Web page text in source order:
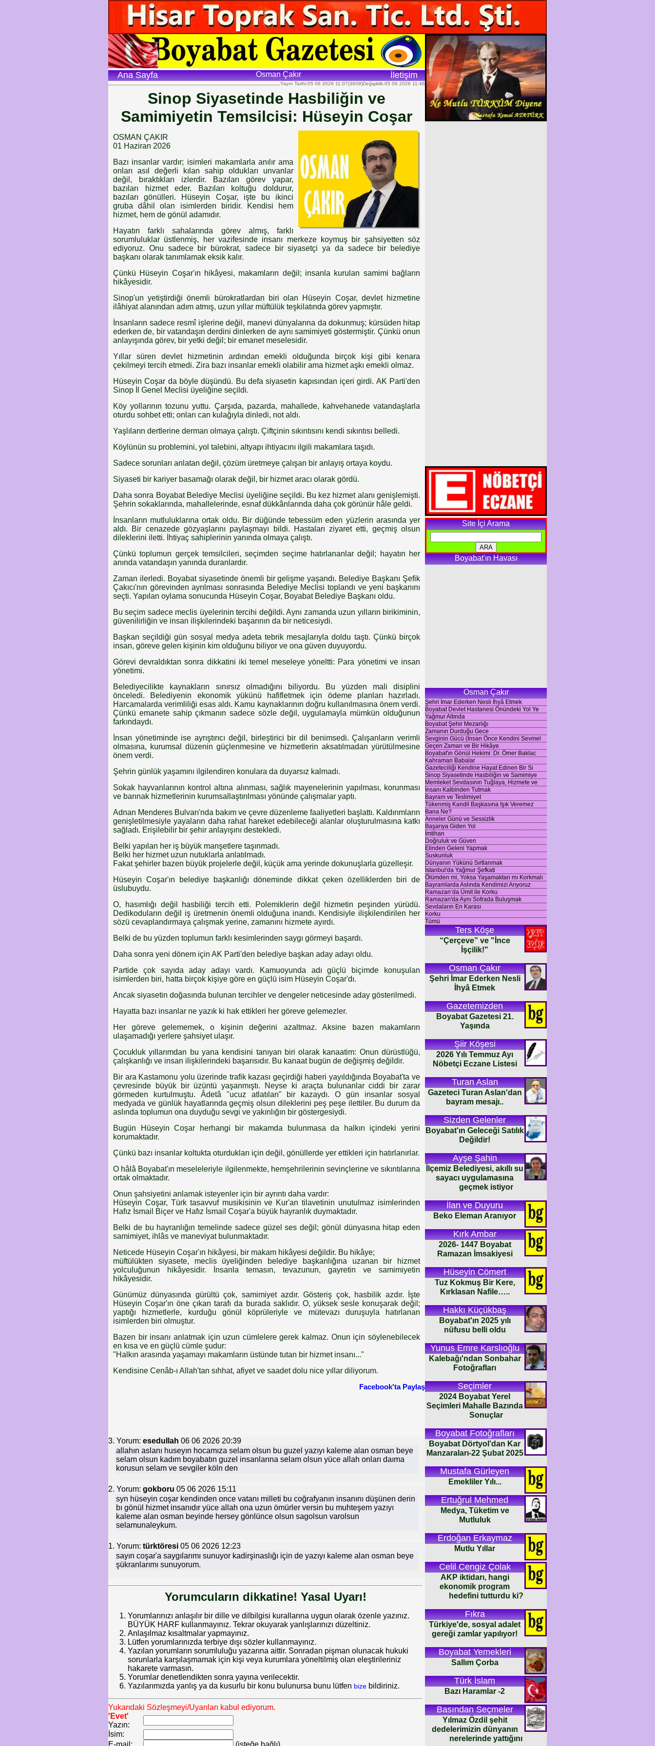
Osman Çakır
Ana Sayfa İletişim
Yayın Tarihi:05 06 2026 11:07(3609)Değişiklik:05 06 2026 11:46
Sinop Siyasetinde Hasbiliğin ve
Samimiyetin Temsilcisi: Hüseyin Coşar
OSMAN ÇAKIR
01 Haziran 2026
Bazı insanlar vardır; isimleri makamlarla anılır ama
onları asıl değerli kılan sahip oldukları unvanlar
değil, bıraktıkları izlerdir. Bazıları görev yapar,
bazıları hizmet eder. Bazıları koltuğu doldurur,
bazıları gönülleri. Hüseyin Coşar, işte bu ikinci
gruba dâhil olan isimlerden biridir. Kendisi hem
hizmet, hem de gönül adamıdır.
Hayatın farklı sahalarında görev almış, farklı
sorumluluklar üstlenmiş, her vazifesinde insanı merkeze koymuş bir şahsiyetten söz
ediyoruz. Onu sadece bir bürokrat, sadece bir siyasetçi ya da sadece bir belediye
başkanı olarak tanımlamak eksik kalır.
Çünkü Hüseyin Coşar'ın hikâyesi, makamların değil; insanla kurulan samimi bağların
hikâyesidir.
Sinop'un yetiştirdiği önemli bürokratlardan biri olan Hüseyin Coşar, devlet hizmetine
ilâhiyat alanından adım atmış, uzun yıllar müftülük teşkilatında görev yapmıştır.
İnsanların sadece resmî işlerine değil, manevi dünyalarına da dokunmuş; kürsüden hitap
ederken de, bir vatandaşın derdini dinlerken de aynı samimiyeti göstermiştir. Çünkü onun
anlayışında görev, bir yetki değil; bir emanet meselesidir.
Yıllar süren devlet hizmetinin ardından emekli olduğunda birçok kişi gibi kenara
çekilmeyi tercih etmedi. Zira bazı insanlar emekli olabilir ama hizmet aşkı emekli olmaz.
Hüseyin Coşar da böyle düşündü. Bu defa siyasetin kapısından içeri girdi. AK Parti'den
Sinop İl Genel Meclisi üyeliğine seçildi.
Köy yollarının tozunu yuttu. Çarşıda, pazarda, mahallede, kahvehanede vatandaşlarla
oturdu sohbet etti; onları can kulağıyla dinledi, not aldı.
Yaşlıların dertlerine derman olmaya çalıştı. Çiftçinin sıkıntısını kendi sıkıntısı belledi.
Köylünün su problemini, yol talebini, altyapı ihtiyacını ilgili makamlara taşıdı.
Sadece sorunları anlatan değil, çözüm üretmeye çalışan bir anlayış ortaya koydu.
Siyaseti bir kariyer basamağı olarak değil, bir hizmet aracı olarak gördü.
Daha sonra Boyabat Belediye Meclisi üyeliğine seçildi. Bu kez hizmet alanı genişlemişti.
Şehrin sokaklarında, mahallelerinde, esnaf dükkânlarında daha çok görünür hâle geldi.
İnsanların mutluluklarına ortak oldu. Bir düğünde tebessüm eden yüzlerin arasında yer
aldı. Bir cenazede gözyaşlarını paylaşmayı bildi. Hastaları ziyaret etti, geçmiş olsun
dileklerini iletti. İhtiyaç sahiplerinin yanında olmaya çalıştı.
Çünkü toplumun gerçek temsilcileri, seçimden seçime hatırlananlar değil; hayatın her
anında vatandaşın yanında duranlardır.
Zaman ilerledi. Boyabat siyasetinde önemli bir gelişme yaşandı. Belediye Başkanı Şefik
Çakıcı'nın görevinden ayrılması sonrasında Belediye Meclisi toplandı ve yeni başkanını
seçti. Yapılan oylama sonucunda Hüseyin Coşar, Boyabat Belediye Başkanı oldu.
Bu seçim sadece meclis üyelerinin tercihi değildi. Aynı zamanda uzun yılların birikiminin,
güvenilirliğin ve insan ilişkilerindeki başarının da bir neticesiydi.
Başkan seçildiği gün sosyal medya adeta tebrik mesajlarıyla doldu taştı. Çünkü birçok
insan, göreve gelen kişinin kim olduğunu biliyor ve ona güven duyuyordu.
Görevi devraldıktan sonra dikkatini iki temel meseleye yöneltti: Para yönetimi ve insan
yönetimi.
Belediyecilikte kaynakların sınırsız olmadığını biliyordu. Bu yüzden mali disiplini
önceledi. Belediyenin ekonomik yükünü hafifletmek için ödeme planları hazırladı.
Harcamalarda verimliliği esas aldı. Kamu kaynaklarının doğru kullanılmasına önem verdi.
Çünkü emanete sahip çıkmanın sadece sözle değil, uygulamayla mümkün olduğunun
farkındaydı.
İnsan yönetiminde ise ayrıştırıcı değil, birleştirici bir dil benimsedi. Çalışanların verimli
olmasına, kurumsal düzenin güçlenmesine ve hizmetlerin aksatılmadan yürütülmesine
önem verdi.
Şehrin günlük yaşamını ilgilendiren konulara da duyarsız kalmadı.
Sokak hayvanlarının kontrol altına alınması, sağlık mayenelerinin yapılması, korunması
ve barınak hizmetlerinin kurumsallaştırılması yönünde çalışmalar yaptı.
Adnan Menderes Bulvarı'nda bakım ve çevre düzenleme faaliyetleri başlattı. Kaldırımların
genişletilmesiyle yayaların daha rahat hareket edebileceği alanlar oluşturulmasına katkı
sağladı. Erişilebilir bir şehir anlayışını destekledi.
Belki yapılan her iş büyük manşetlere taşınmadı.
Belki her hizmet uzun nutuklarla anlatılmadı.
Fakat şehirler bazen büyük projelerle değil, küçük ama yerinde dokunuşlarla güzelleşir.
Hüseyin Coşar'ın belediye başkanlığı döneminde dikkat çeken özelliklerden biri de
üslubuydu.
O, hasımlığı değil hasbiliği tercih etti. Polemiklerin değil hizmetin peşinden yürüdü.
Dedikoduların değil iş üretmenin önemli olduğuna inandı. Kendisiyle ilişkilendirilen her
sözü cevaplandırmaya çalışmak yerine, zamanını hizmete ayırdı.
Belki de bu yüzden toplumun farklı kesimlerinden saygı görmeyi başardı.
Daha sonra yeni dönem için AK Parti'den belediye başkan aday adayı oldu.
Partide çok sayıda aday adayı vardı. Kamuoyunda adı güçlü biçimde konuşulan
isimlerden biri, hatta birçok kişiye göre en güçlü isim Hüseyin Coşar'dı.
Ancak siyasetin doğasında bulunan tercihler ve dengeler neticesinde aday gösterilmedi.
Hayatta bazı insanlar ne yazık ki hak ettikleri her göreve gelemezler.
Her göreve gelememek, o kişinin değerini azaltmaz. Aksine bazen makamların
ulaşamadığı yerlere şahsiyet ulaşır.
Çocukluk yıllarımdan bu yana kendisini tanıyan biri olarak kanaatim: Onun dürüstlüğü,
çalışkanlığı ve insan ilişkilerindeki başarısıdır. Bu kanaat bugün de değişmiş değildir.
Bir ara Kastamonu yolu üzerinde trafik kazası geçirdiği haberi yayıldığında Boyabat'ta ve
çevresinde büyük bir üzüntü yaşanmıştı. Neyse ki araçta bulunanlar ciddi bir zarar
görmeden kurtulmuştu. Âdetâ "ucuz atlatılan" bir kazaydı. O gün insanlar sosyal
medyada ve günlük hayatlarında geçmiş olsun dileklerini peş peşe ilettiler. Bu durum da
aslında toplumun ona duyduğu sevgi ve yakınlığın bir göstergesiydi.
Bugün Hüseyin Coşar herhangi bir makamda bulunmasa da halkın içindeki yerini
korumaktadır.
Çünkü bazı insanlar koltukta oturdukları için değil, gönüllerde yer ettikleri için hatırlanırlar.
O hâlâ Boyabat'ın meseleleriyle ilgilenmekte, hemşehrilerinin sevinçlerine ve sıkıntılarına
ortak olmaktadır.
Onun şahsiyetini anlamak isteyenler için bir ayrıntı daha vardır:
Hüseyin Coşar, Türk tasavvuf musikisinin ve Kur'an tilavetinin unutulmaz isimlerinden
Hafız İsmail Biçer ve Hafız İsmail Coşar'a büyük hayranlık duymaktadır.
Belki de bu hayranlığın temelinde sadece güzel ses değil; gönül dünyasına hitap eden
samimiyet, ihlâs ve maneviyat bulunmaktadır.
Neticede Hüseyin Coşar'ın hikâyesi, bir makam hikâyesi değildir. Bu hikâye;
müftülükten siyasete, meclis üyeliğinden belediye başkanlığına uzanan bir hizmet
yolculuğunun hikâyesidir. İnsanla temasın, tevazunun, gayretin ve samimiyetin
hikâyesidir.
Günümüz dünyasında gürültü çok, samimiyet azdır. Gösteriş çok, hasbilik azdır. İşte
Hüseyin Coşar'ın öne çıkan tarafı da burada saklıdır. O, yüksek sesle konuşarak değil;
yaptığı hizmetlerle, kurduğu gönül köprüleriyle ve mütevazı duruşuyla hatırlanan
isimlerden biri olmuştur.
Bazen bir insanı anlatmak için uzun cümlelere gerek kalmaz. Onun için söylenebilecek
en kısa ve en güçlü cümle şudur:
"Halkın arasında yaşamayı makamların üstünde tutan bir hizmet insanı..."
Kendisine Cenâb-ı Allah'tan sıhhat, afiyet ve saadet dolu nice yıllar diliyorum.
Facebook'ta Paylaş
3. Yorum: esedullah 06 06 2026 20:39
allahın aslanı huseyın hocamıza selam olsun bu guzel yazıyı kaleme alan osman beye
selam olsun kadım boyabatın guzel insanlarına selam olsun yüce allah onları daıma
korusun selam ve sevgiler köln den
2. Yorum: gokboru 05 06 2026 15:11
syn hüseyin coşar kendinden once vatanı milleti bu coğrafyanın insanını düşünen derin
bı gönül hizmet insanıdır yüce allah ona uzun ömürler versin bu muhteşem yazıyı
kaleme alan osman beyinde hersey gönlünce olsun sagolsun varolsun
selamunaleykum.
1. Yorum: türktöresi 05 06 2026 12:23
sayın coşar'a saygılarımı sunuyor kadirşinaslığı için de yazıyı kaleme alan osman beye
şükranlarımı sunuyorum.
Yorumcuların dikkatine! Yasal Uyarı!
Yorumlarınızı anlaşılır bir dille ve dilbilgisi kurallarına uygun olarak özenle yazınız.
BÜYÜK HARF kullanmayınız. Tekrar okuyarak yanlışlarınızı düzeltiniz.
Anlaşılmaz kısaltmalar yapmayınız.
Lütfen yorumlarınızda terbiye dışı sözler kullanmayınız.
Yazılan yorumların sorumluluğu yazarına aittir. Sonradan pişman olunacak hukuki
sorunlarla karşılaşmamak için kişi veya kurumlara yöneltilmiş olan eleştirileriniz
hakarete varmasın.
Yorumlar denetlendikten sonra yayına verilecektir.
Yazılarımızda yanlış ya da kusurlu bir konu bulunursa bunu lütfen bize bildiriniz.
Yukarıdaki Sözleşmeyi/Uyarıları kabul ediyorum.
'Evet'
Yazın:
İsim:
E-mail:
(isteğe bağlı)
Site İçi Arama
Boyabat'ın Havası
Osman Çakır
Şehri İmar Ederken Nesli İhyâ Etmek
Boyabat Devlet Hastanesi Önündeki Yol Ye
Yağmur Altında
Boyabat Şehir Mezarlığı
Zamanın Durduğu Gece
Sevginin Gücü (İnsan Önce Kendini Sevmel
Geçen Zaman ve Bir Hikâye
Boyabat'ın Gönül Hekimi: Dr. Ömer Baklac
Kahraman Babalar
Gazeteciliği Kendine Hayat Edinen Bir Si
Sinop Siyasetinde Hasbiliğin ve Samimiye
Memleket Sevdasının Tuğlaya, Hizmete ve
İnsanı Kalbinden Tutmak
Bayram ve Teslimiyet
Tükenmiş Kandil Başkasına Işık Veremez
Bana Ne?
Anneler Günü ve Sessizlik
Başarıya Giden Yol
İmtihan
Doğruluk ve Güven
Elinden Geleni Yapmak
Suskunluk
Dünyanın Yükünü Sırtlanmak
İstanbul'da Yağmur Şefkati
Ölümden mi, Yoksa Yaşamaktan mı Korkmalı
Bayramlarda Aslında Kendimizi Arıyoruz
Ramazan’da Ümit ile Korku
Ramazan'da Aynı Sofrada Buluşmak
Sevdaların En Karası
Korku
Tümü
Ters Köşe
“Çerçeve” ve "İnce
İşçilik!"
Osman Çakır
Şehri İmar Ederken Nesli
İhyâ Etmek
Gazetemizden
Boyabat Gazetesi 21.
Yaşında
Şiir Köşesi
2026 Yılı Temmuz Ayı
Nöbetçi Eczane Listesi
Turan Aslan
Gazeteci Turan Aslan'dan
bayram mesajı..
Sizden Gelenler
Boyabat'ın Geleceği Satılık
Değildir!
Ayşe Şahin
İlçemiz Belediyesi, akıllı su
sayacı uygulamasına
geçmek istiyor
İlan ve Duyuru
Beko Eleman Aranıyor
Kırk Ambar
2026- 1447 Boyabat
Ramazan İmsakiyesi
Hüseyin Cömert
Tuz Kokmuş Bir Kere,
Kırklasan Nafile…..
Hakkı Küçükbaş
Boyabat'ın 2025 yılı
nüfusu belli oldu
Yunus Emre Karslıoğlu
Kalebağı'ndan Sonbahar
Fotoğrafları
Seçimler
2024 Boyabat Yerel
Seçimleri Mahalle Bazında
Sonuçlar
Boyabat Fotoğrafları
Boyabat Dörtyol'dan Kar
Manzaraları-22 Şubat 2025
Mustafa Gürleyen
Emekliler Yılı...
Ertuğrul Mehmed
Medya, Tüketim ve
Mutluluk
Erdoğan Erkaymaz
Mutlu Yıllar
Celil Cengiz Çolak
AKP iktidarı, hangi
ekonomik program
hedefini tutturdu ki?
Fıkra
Türkiye'de, sosyal adalet
gereği zamlar yapılıyor!
Boyabat Yemekleri
Sallım Çorba
Türk İslam
Bazı Haramlar -2
Basından Seçmeler
Yılmaz Özdil şehit
dedelerimizin dünyanın
nerelerinde yattığını